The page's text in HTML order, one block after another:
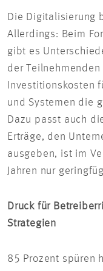
Die Digitalisierung
Allerdings: Beim
gibt es
der
Investitionskosten
und Systemen die
Dazu passt auch
Erträge, den
ausgeben, ist im
Jahren nur
Druck für
Strategien
85 Prozent spüren